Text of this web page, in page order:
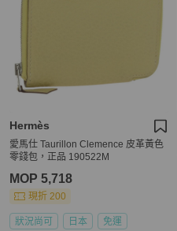
Hermès
愛馬仕 Taurillon Clemence 皮革黃色
零錢包，正品 190522M
MOP 5,718
現折 200
狀況尚可 日本 免運